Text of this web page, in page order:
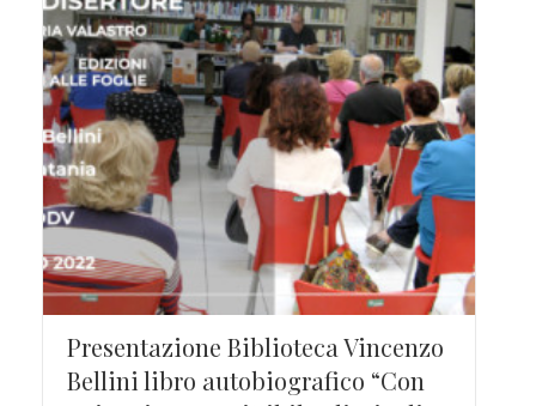
Presentazione Biblioteca Vincenzo
Bellini libro autobiografico “Con